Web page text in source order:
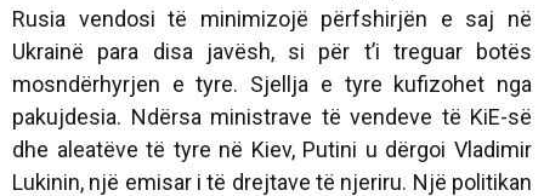
Rusia vendosi të minimizojë përfshirjën e saj në
Ukrainë para disa javësh, si për t’i treguar botës
mosndërhyrjen e tyre. Sjellja e tyre kufizohet nga
pakujdesia. Ndërsa ministrave të vendeve të KiE-së
dhe aleatëve të tyre në Kiev, Putini u dërgoi Vladimir
Lukinin, një emisar i të drejtave të njeriru. Një politikan